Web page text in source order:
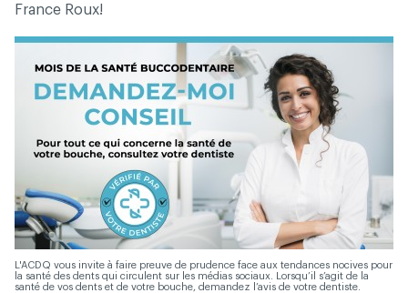
France Roux!
L'ACDQ vous invite à faire preuve de prudence face aux tendances nocives pour
la santé des dents qui circulent sur les médias sociaux. Lorsqu’il s’agit de la
santé de vos dents et de votre bouche, demandez l’avis de votre dentiste.